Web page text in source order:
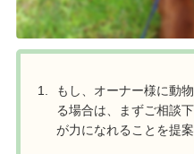
もし、オーナー様に動
る場合は、まずご相談
が力になれることを提